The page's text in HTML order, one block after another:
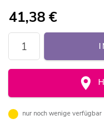
41,38€
nur noch wenige verfügbar